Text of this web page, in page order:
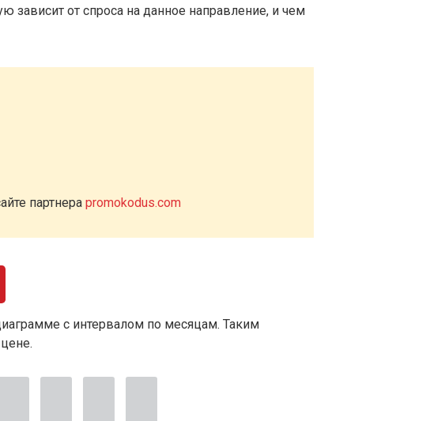
зависит от спроса на данное направление, и чем
партнера promokodus.com
с интервалом по месяцам. Таким